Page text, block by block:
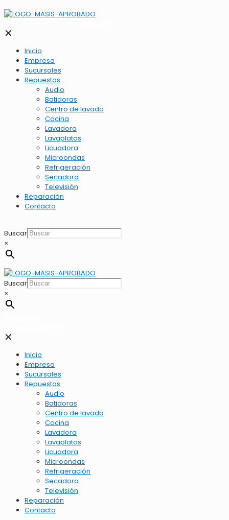
✕
Inicio
Empresa
Sucursales
Repuestos
Audio
Batidoras
Centro de lavado
Cocina
Lavadora
Lavaplatos
Licuadora
Microondas
Refrigeración
Secadora
Televisión
Reparación
Contacto
Buscar
×
Buscar
×
✕
Inicio
Empresa
Sucursales
Repuestos
Audio
Batidoras
Centro de lavado
Cocina
Lavadora
Lavaplatos
Licuadora
Microondas
Refrigeración
Secadora
Televisión
Reparación
Contacto